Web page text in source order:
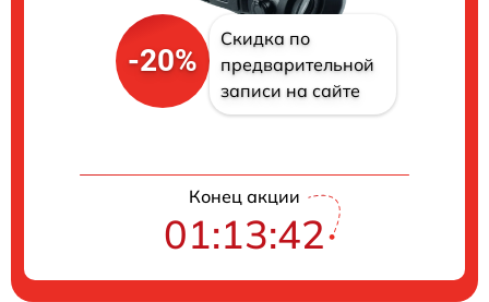
-20%
Скидка по
предварительной
записи на сайте
Конец акции
01:13:41